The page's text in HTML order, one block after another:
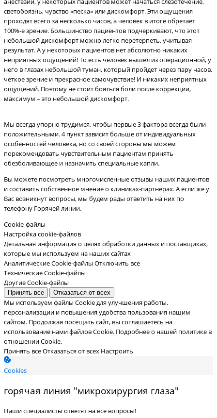
светобоязнь, чувство «песка» или дискомфорт. Эти ощущения
проходят всего за несколько часов, а человек в итоге обретает
100%-е зрение. Большинство пациентов подчеркивают, что этот
небольшой дискомфорт можно легко перетерпеть, учитывая
результат. А у некоторых пациентов нет абсолютно никаких
неприятных ощущений! То есть человек вышел из операционной, у
него в глазах небольшой туман, который пройдет через пару часов,
четкое зрение и прекрасное самочувствие! И никаких неприятных
ощущений. Поэтому не стоит бояться боли после коррекции,
максимум – это небольшой дискомфорт.
Мы всегда упорно трудимся, чтобы первые 3 фактора всегда были
положительными. 4 пункт зависит больше от индивидуальных
особенностей человека, но со своей стороны мы можем
порекомендовать чувствительным пациентам принять
обезболивающее и назначить специальные капли.
Вы можете посмотреть многочисленные отзывы наших пациентов
и составить собственное мнение о клиниках-партнерах. А если же у
Вас возникнут вопросы, мы будем рады ответить на них по
телефону Горячей линии.
Cookie-файлы
Настройка cookie-файлов
Детальная информация о целях обработки данных и поставщиках,
которые мы используем на наших сайтах
Аналитические Cookie-файлы Отключить все
Технические Cookie-файлы
Другие Cookie-файлы
Принять все Отказаться от всех
Мы используем файлы Cookie для улучшения работы,
персонализации и повышения удобства пользования нашим
сайтом. Продолжая посещать сайт, вы соглашаетесь на
использование нами файлов Cookie. Подробнее о нашей политике в
отношении Cookie.
Принять всеОтказаться от всех Настроить
Cookies
горячая линия "микрохирургия глаза"
Наши специалисты ответят на все вопросы!